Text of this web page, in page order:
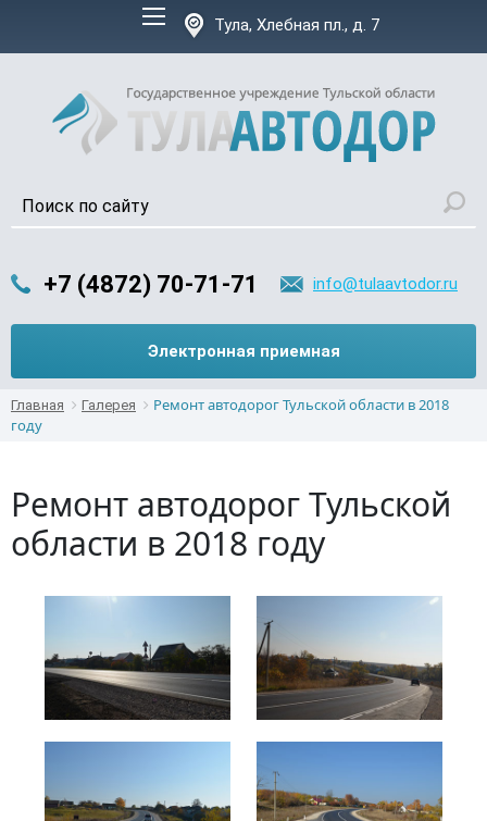
Версия для слабовидящих:
Тула, Хлебная пл., д. 7
+7 (4872) 70-71-71 info@tulaavtodor.ru
Электронная приемная
Главная Галерея
Ремонт автодорог Тульской области в 2018
году
Ремонт автодорог Тульской
области в 2018 году